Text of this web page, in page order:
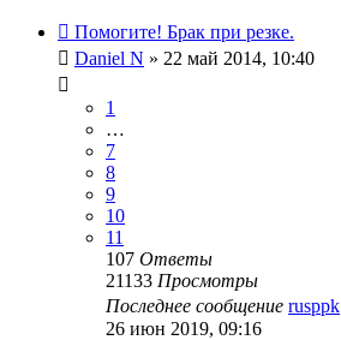
Помогите! Брак при резке.
Daniel N » 22 май 2014, 10:40
1
…
7
8
9
10
11
107 Ответы
21133 Просмотры
Последнее сообщение rusppk
26 июн 2019, 09:16